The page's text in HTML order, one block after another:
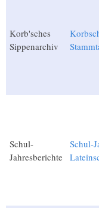
Korb'sches
Sippenarchiv
Schul-
Jahresberichte
Schul-